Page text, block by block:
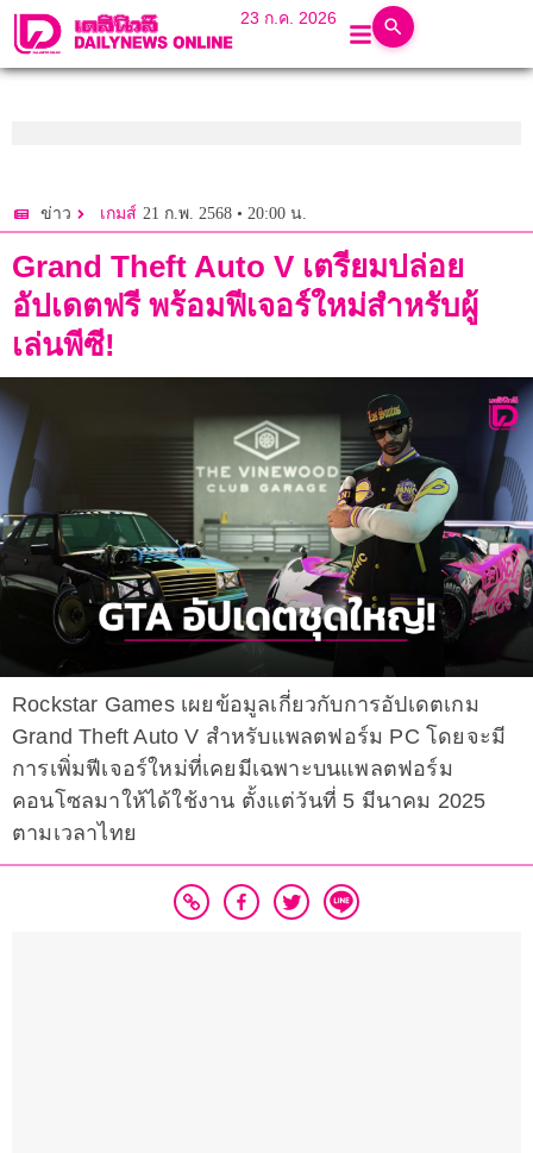
23 ก.ค. 2026
ข่าว เกมส์ 21 ก.พ. 2568 • 20:00 น.
Grand Theft Auto V เตรียมปล่อย
อัปเดตฟรี พร้อมฟีเจอร์ใหม่สำหรับผู้
เล่นพีซี!
Rockstar Games เผยข้อมูลเกี่ยวกับการอัปเดตเกม
Grand Theft Auto V สำหรับแพลตฟอร์ม PC โดยจะมี
การเพิ่มฟีเจอร์ใหม่ที่เคยมีเฉพาะบนแพลตฟอร์ม
คอนโซลมาให้ได้ใช้งาน ตั้งแต่วันที่ 5 มีนาคม 2025
ตามเวลาไทย